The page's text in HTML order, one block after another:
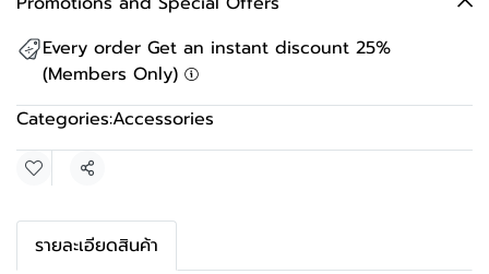
Every order Get an instant discount 25%
(Members Only)
Categories:Accessories
Share
รายละเอียดสินค้า